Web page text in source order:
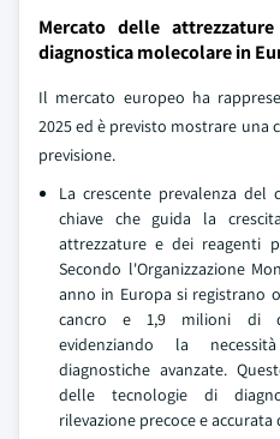
Mercato delle
diagnostica molecolare in
Il mercato europeo ha
2025 ed è previsto mostrare una
previsione.
La crescente prevalenza
chiave che guida la
attrezzature e dei reagenti
Secondo l'Organizzazione
anno in Europa si registrano
cancro e 1,9 milioni di
evidenziando la
diagnostiche avanzate.
delle tecnologie di
rilevazione precoce e accurata